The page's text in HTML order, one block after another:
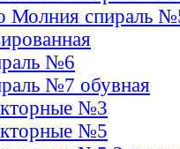
Молния спираль
№6
№7 обувная
№3
№5